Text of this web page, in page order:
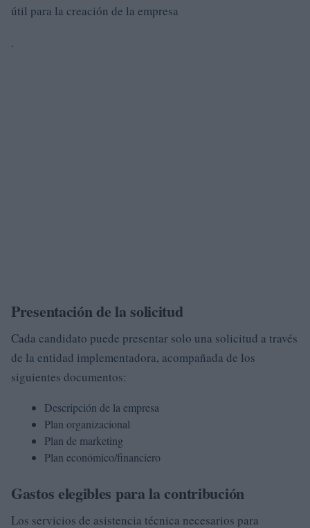
útil para la creación de la empresa
.
Presentación de la solicitud
Cada candidato puede presentar solo una solicitud a través
de la entidad implementadora, acompañada de los
siguientes documentos:
Descripción de la empresa
Plan organizacional
Plan de marketing
Plan económico/financiero
Gastos elegibles para la contribución
Los servicios de asistencia técnica necesarios para